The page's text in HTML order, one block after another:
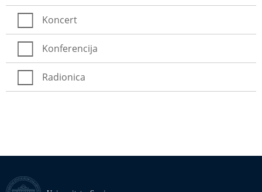
Koncert
Konferencija
Radionica